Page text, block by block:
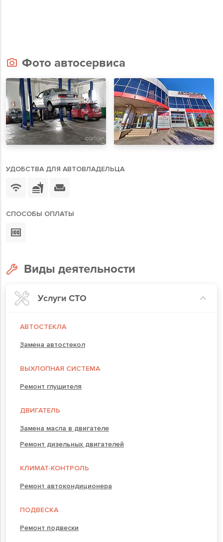
Фото автосервиса
УДОБСТВА ДЛЯ АВТОВЛАДЕЛЬЦА
СПОСОБЫ ОПЛАТЫ
Виды деятельности
Услуги СТО
АВТОСТЕКЛА
Замена автостекол
ВЫХЛОПНАЯ СИСТЕМА
Ремонт глушителя
ДВИГАТЕЛЬ
Замена масла в двигателе
Ремонт дизельных двигателей
КЛИМАТ-КОНТРОЛЬ
Ремонт автокондиционера
ПОДВЕСКА
Ремонт подвески